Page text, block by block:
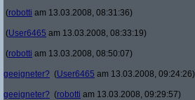
(robotti am 13.03.2008, 08:31:36)
(User6465 am 13.03.2008, 08:33:19)
(robotti am 13.03.2008, 08:50:07)
geeigneter? (User6465 am 13.03.2008, 09:24:26)
geeigneter? (robotti am 13.03.2008, 09:29:57)